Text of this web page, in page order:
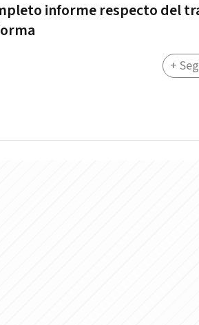
informe respecto del
+